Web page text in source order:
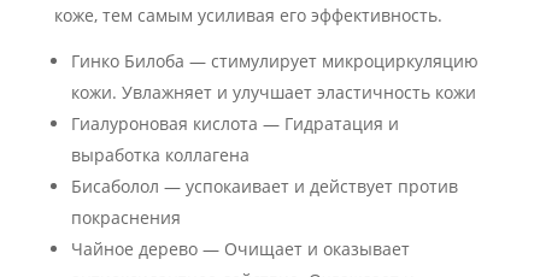
коже, тем самым усиливая его эффективность.
Гинко Билоба — стимулирует микроциркуляцию
кожи. Увлажняет и улучшает эластичность кожи
Гиалуроновая кислота — Гидратация и
выработка коллагена
Бисаболол — успокаивает и действует против
покраснения
Чайное дерево — Очищает и оказывает